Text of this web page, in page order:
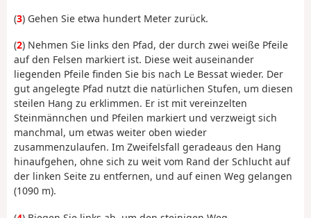
(3) Gehen Sie etwa hundert Meter zurück.
(2) Nehmen Sie links den Pfad, der durch zwei weiße Pfeile
auf den Felsen markiert ist. Diese weit auseinander
liegenden Pfeile finden Sie bis nach Le Bessat wieder. Der
gut angelegte Pfad nutzt die natürlichen Stufen, um diesen
steilen Hang zu erklimmen. Er ist mit vereinzelten
Steinmännchen und Pfeilen markiert und verzweigt sich
manchmal, um etwas weiter oben wieder
zusammenzulaufen. Im Zweifelsfall geradeaus den Hang
hinaufgehen, ohne sich zu weit vom Rand der Schlucht auf
der linken Seite zu entfernen, und auf einen Weg gelangen
(1090 m).